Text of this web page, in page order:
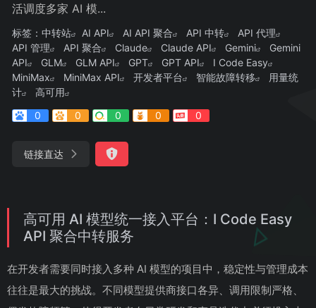
活调度多家 AI 模...
标签： 中转站 AI API AI API 聚合 API 中转
API 代理
API 管理
API 聚合 Claude Claude API Gemini
Gemini
API
GLM GLM API GPT GPT API
I Code Easy
MiniMax
MiniMax API 开发者平台 智能故障转移
用量统
计
高可用
0
0 0 0 0
链接直达
高可用 AI 模型统一接入平台：I Code Easy
API 聚合中转服务
在开发者需要同时接入多种 AI 模型的项目中，稳定性与管理成本
往往是最大的挑战。不同模型提供商接口各异、调用限制严格、